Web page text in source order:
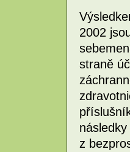
2002
straně
z